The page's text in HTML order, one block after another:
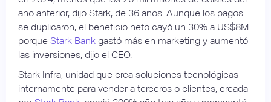
año anterior, dijo Stark, de 36 años. Aunque los pagos
se duplicaron, el beneficio neto cayó un 30% a US$8M
porque Stark Bank gastó más en marketing y aumentó
las inversiones, dijo el CEO.
Stark Infra, unidad que crea soluciones tecnológicas
internamente para vender a terceros o clientes, creada